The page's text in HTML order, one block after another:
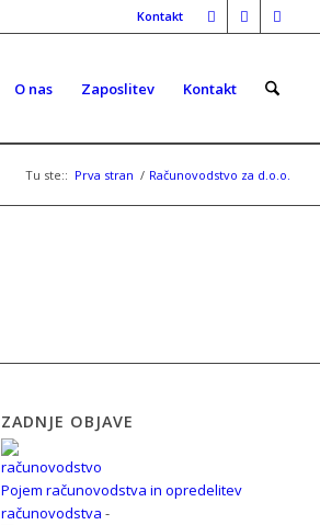
Kontakt
O nas Zaposlitev Kontakt
Tu ste:: Prva stran / Računovodstvo za d.o.o.
ZADNJE OBJAVE
Pojem računovodstva in opredelitev
računovodstva -